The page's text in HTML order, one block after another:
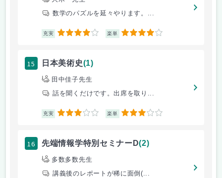
数学のパズルを延々やります。...
充実 4 楽単 4
15 日本美術史(1)
田中佳子先生
話を聞くだけです。出席を取り...
充実 3 楽単 3
16 先端情報学特別セミナーD(2)
多数多数先生
講義後のレポートが稀に面倒(...